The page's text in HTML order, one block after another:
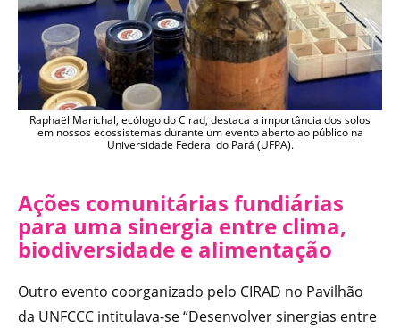
Raphaël Marichal, ecólogo do Cirad, destaca a importância dos solos
em nossos ecossistemas durante um evento aberto ao público na
Universidade Federal do Pará (UFPA).
Ações comunitárias fundiárias
para uma sinergia entre clima,
biodiversidade e alimentação
Outro evento coorganizado pelo CIRAD no Pavilhão
da UNFCCC intitulava-se “Desenvolver sinergias entre